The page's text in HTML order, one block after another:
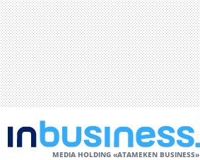
MEDIA HOLDING «ATAMEKЕN BUSINESS»